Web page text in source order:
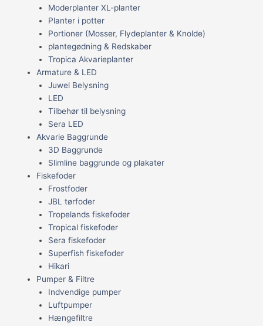
Moderplanter XL-planter
Planter i potter
Portioner (Mosser, Flydeplanter & Knolde)
plantegødning & Redskaber
Tropica Akvarieplanter
Armature & LED
Juwel Belysning
LED
Tilbehør til belysning
Sera LED
Akvarie Baggrunde
3D Baggrunde
Slimline baggrunde og plakater
Fiskefoder
Frostfoder
JBL tørfoder
Tropelands fiskefoder
Tropical fiskefoder
Sera fiskefoder
Superfish fiskefoder
Hikari
Pumper & Filtre
Indvendige pumper
Luftpumper
Hængefiltre